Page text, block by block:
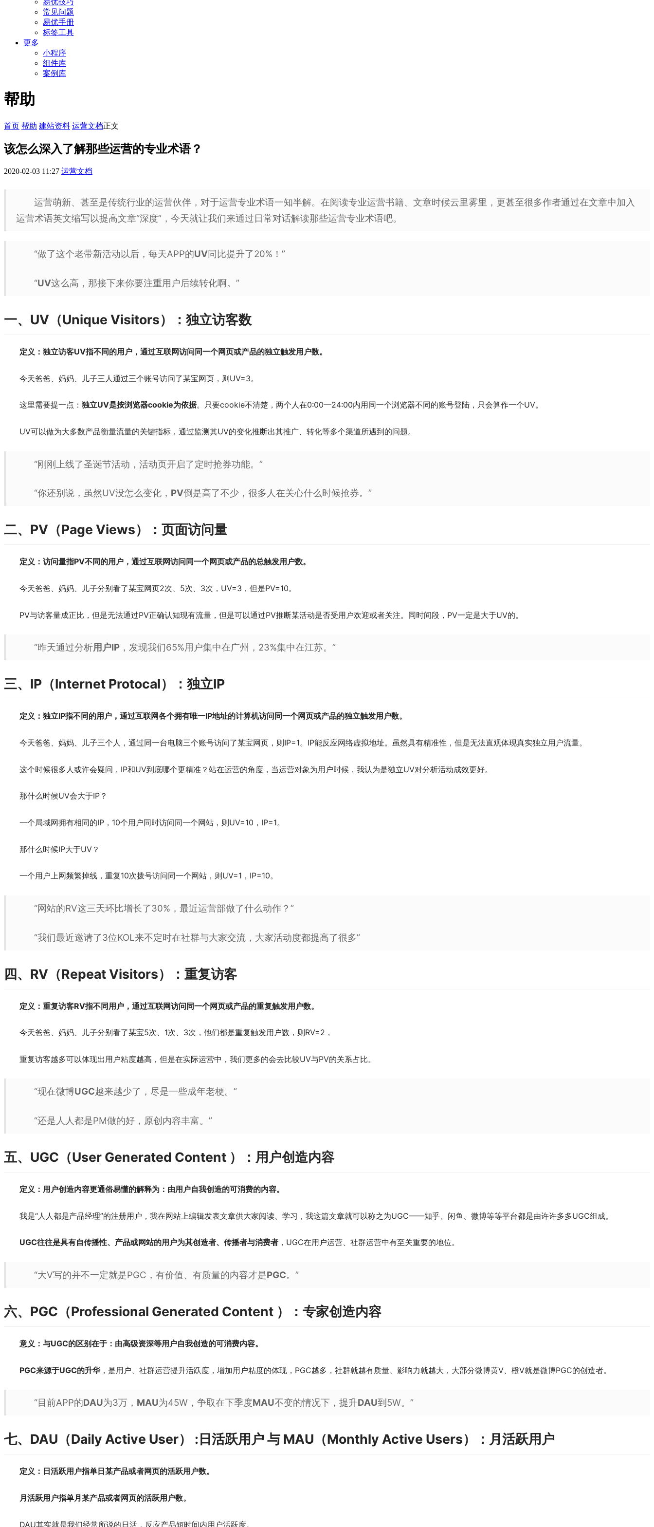
易优技巧
常见问题
易优手册
标签工具
更多
小程序
组件库
案例库
帮助
首页 帮助 建站资料 运营文档正文
该怎么深入了解那些运营的专业术语？
2020-02-03 11:27 运营文档
运营萌新、甚至是传统行业的运营伙伴，对于运营专业术语一知半解。在阅读专业运营书籍、文章时候云里雾里，更甚至很多作者通过在文章中加入
运营术语英文缩写以提高文章“深度”，今天就让我们来通过日常对话解读那些运营专业术语吧。
“做了这个老带新活动以后，每天APP的UV同比提升了20%！”
“UV这么高，那接下来你要注重用户后续转化啊。”
一、UV（Unique Visitors）：独立访客数
定义：独立访客UV指不同的用户，通过互联网访问同一个网页或产品的独立触发用户数。
今天爸爸、妈妈、儿子三人通过三个账号访问了某宝网页，则UV=3。
这里需要提一点： 独立UV是按浏览器cookie为依据。只要cookie不清楚，两个人在0:00—24:00内用同一个浏览器不同的账号登陆，只会算作一个UV。
UV可以做为大多数产品衡量流量的关键指标，通过监测其UV的变化推断出其推广、转化等多个渠道所遇到的问题。
“刚刚上线了圣诞节活动，活动页开启了定时抢券功能。”
“你还别说，虽然UV没怎么变化， PV倒是高了不少，很多人在关心什么时候抢券。”
二、PV（Page Views）：页面访问量
定义：访问量指PV不同的用户，通过互联网访问同一个网页或产品的总触发用户数。
今天爸爸、妈妈、儿子分别看了某宝网页2次、5次、3次，UV=3，但是PV=10。
PV与访客量成正比，但是无法通过PV正确认知现有流量，但是可以通过PV推断某活动是否受用户欢迎或者关注。同时间段，PV一定是大于UV的。
“昨天通过分析用户IP ，发现我们65%用户集中在广州，23%集中在江苏。”
三、IP（Internet Protocal）：独立IP
定义：独立IP指不同的用户，通过互联网各个拥有唯一IP地址的计算机访问同一个网页或产品的独立触发用户数。
今天爸爸、妈妈、儿子三个人，通过同一台电脑三个账号访问了某宝网页，则IP=1。IP能反应网络虚拟地址。虽然具有精准性，但是无法直观体现真实独立用户流量。
这个时候很多人或许会疑问，IP和UV到底哪个更精准？站在运营的角度，当运营对象为用户时候，我认为是独立UV对分析活动成效更好。
那什么时候UV会大于IP？
一个局域网拥有相同的IP，10个用户同时访问同一个网站，则UV=10，IP=1。
那什么时候IP大于UV？
一个用户上网频繁掉线，重复10次拨号访问同一个网站，则UV=1，IP=10。
“网站的RV这三天环比增长了30%，最近运营部做了什么动作？”
“我们最近邀请了3位KOL来不定时在社群与大家交流，大家活动度都提高了很多”
四、RV（Repeat Visitors）：重复访客
定义：重复访客RV指不同用户，通过互联网访问同一个网页或产品的重复触发用户数。
今天爸爸、妈妈、儿子分别看了某宝5次、1次、3次，他们都是重复触发用户数，则RV=2，
重复访客越多可以体现出用户粘度越高，但是在实际运营中，我们更多的会去比较UV与PV的关系占比。
“现在微博UGC越来越少了，尽是一些成年老梗。”
“还是人人都是PM做的好，原创内容丰富。”
五、UGC（User Generated Content ）：用户创造内容
定义：用户创造内容更通俗易懂的解释为：由用户自我创造的可消费的内容。
我是“人人都是产品经理”的注册用户，我在网站上编辑发表文章供大家阅读、学习，我这篇文章就可以称之为UGC——知乎、闲鱼、微博等等平台都是由许许多多UGC组成。
UGC往往是具有自传播性、产品或网站的用户为其创造者、传播者与消费者 ，UGC在用户运营、社群运营中有至关重要的地位。
“大V写的并不一定就是PGC，有价值、有质量的内容才是PGC。”
六、PGC（Professional Generated Content ）：专家创造内容
意义：与UGC的区别在于：由高级资深等用户自我创造的可消费内容。
PGC来源于UGC的升华，是用户、社群运营提升活跃度，增加用户粘度的体现，PGC越多，社群就越有质量、影响力就越大，大部分微博黄V、橙V就是微博PGC的创造者。
“目前APP的DAU为3万， MAU为45W，争取在下季度MAU不变的情况下，提升DAU到5W。”
七、DAU（Daily Active User） :日活跃用户 与 MAU（Monthly Active Users）：月活跃用户
定义：日活跃用户指单日某产品或者网页的活跃用户数。
月活跃用户指单月某产品或者网页的活跃用户数。
DAU其实就是我们经常所说的日活，反应产品短时间内用户活跃度。